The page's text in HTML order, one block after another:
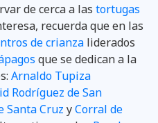
de cerca a las tortugas
recuerda que en las
de crianza liderados
que se dedican a la
Arnaldo Tupiza
Rodríguez de San
Santa Cruz yCorral de